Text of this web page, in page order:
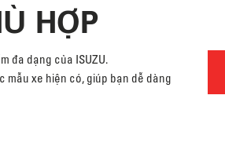
HỢP
đa dạng của ISUZU.
mẫu xe hiện có, giúp bạn dễ dàng